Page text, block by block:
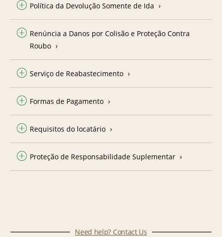
Política da Devolução Somente de Ida
Renúncia a Danos por Colisão e Proteção Contra
Roubo
Serviço de Reabastecimento
Formas de Pagamento
Requisitos do locatário
Proteção de Responsabilidade Suplementar
Need help? Contact Us